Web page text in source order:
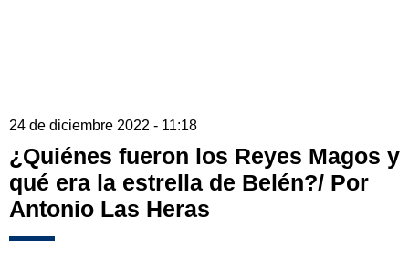
24 de diciembre 2022 - 11:18
¿Quiénes fueron los Reyes Magos y
qué era la estrella de Belén?/ Por
Antonio Las Heras